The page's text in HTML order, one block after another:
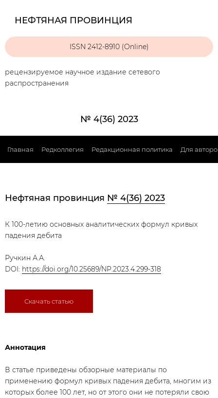
НЕФТЯНАЯ ПРОВИНЦИЯ
ISSN 2412-8910 (Online)
рецензируемое научное издание сетевого
распространения
№ 4(36) 2023
Главная Редколлегия Редакционная политика Для
Нефтяная провинция № 4(36) 2023
К 100-летию основных аналитических формул кривых
падения дебита
Ручкин А.А.
DOI: https://doi.org/10.25689/NP.2023.4.299-318
Скачать статью
Аннотация
В статье приведены обзорные материалы по
применению формул кривых падения дебита, многим из
которых более 100 лет, но от этого они не потеряли свою